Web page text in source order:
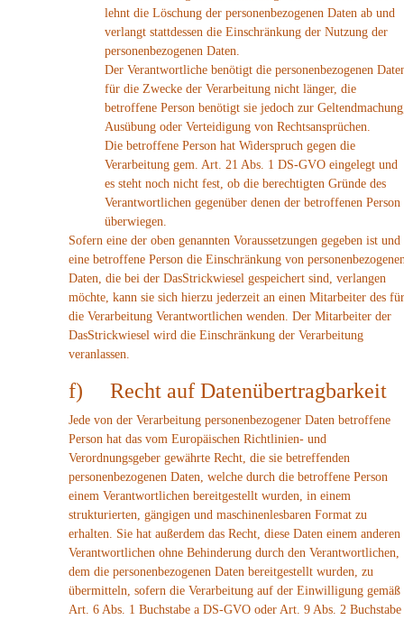
lehnt die Löschung der personenbezogenen Daten ab und
verlangt stattdessen die Einschränkung der Nutzung der
personenbezogenen Daten.
Der Verantwortliche benötigt die personenbezogenen
für die Zwecke der Verarbeitung nicht länger, die
betroffene Person benötigt sie jedoch zur
Ausübung oder Verteidigung von Rechtsansprüchen.
Die betroffene Person hat Widerspruch gegen die
Verarbeitung gem. Art. 21 Abs. 1 DS-GVO eingelegt und
es steht noch nicht fest, ob die berechtigten Gründe des
Verantwortlichen gegenüber denen der betroffenen Person
überwiegen.
Sofern eine der oben genannten Voraussetzungen gegeben ist und
eine betroffene Person die Einschränkung von
Daten, die bei der DasStrickwiesel gespeichert sind, verlangen
möchte, kann sie sich hierzu jederzeit an einen Mitarbeiter des für
die Verarbeitung Verantwortlichen wenden. Der Mitarbeiter der
DasStrickwiesel wird die Einschränkung der Verarbeitung
veranlassen.
f) Recht auf Datenübertragbarkeit
Jede von der Verarbeitung personenbezogener Daten betroffene
Person hat das vom Europäischen Richtlinien- und
Verordnungsgeber gewährte Recht, die sie betreffenden
personenbezogenen Daten, welche durch die betroffene Person
einem Verantwortlichen bereitgestellt wurden, in einem
strukturierten, gängigen und maschinenlesbaren Format zu
erhalten. Sie hat außerdem das Recht, diese Daten einem anderen
Verantwortlichen ohne Behinderung durch den Verantwortlichen,
dem die personenbezogenen Daten bereitgestellt wurden, zu
übermitteln, sofern die Verarbeitung auf der Einwilligung gemäß
Art. 6 Abs. 1 Buchstabe a DS-GVO oder Art. 9 Abs. 2 Buchstabe